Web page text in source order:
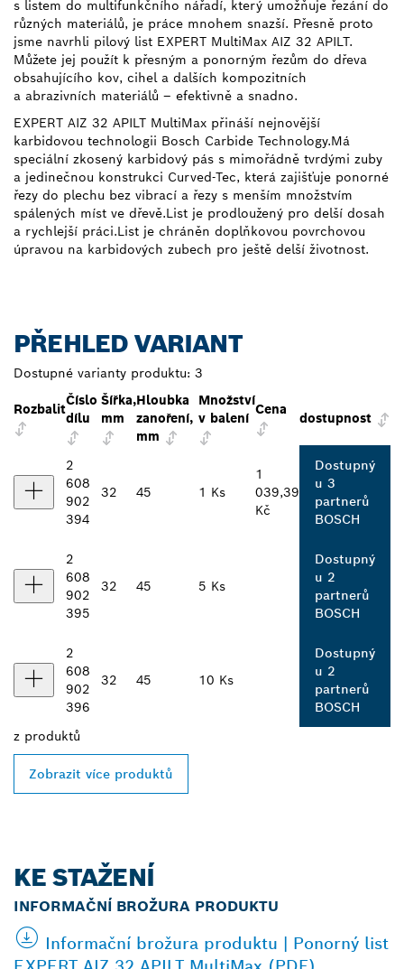
s listem do multifunkčního nářadí, který umožňuje řezání do
různých materiálů, je práce mnohem snazší. Přesně proto
jsme navrhli pilový list EXPERT MultiMax AIZ 32 APILT.
Můžete jej použít k přesným a ponorným řezům do dřeva
obsahujícího kov, cihel a dalších kompozitních
a abrazivních materiálů – efektivně a snadno.
EXPERT AIZ 32 APILT MultiMax přináší nejnovější
karbidovou technologii Bosch Carbide Technology.Má
speciální zkosený karbidový pás s mimořádně tvrdými zuby
a jedinečnou konstrukci Curved-Tec, která zajišťuje ponorné
řezy do plechu bez vibrací a řezy s menším množstvím
spálených míst ve dřevě.List je prodloužený pro delší dosah
a rychlejší práci.List je chráněn doplňkovou povrchovou
úpravou na karbidových zubech pro ještě delší životnost.
PŘEHLED VARIANT
Dostupné varianty produktu: 3
Rozbalit
Číslo
dílu
Šířka,
mm
Hloubka
zanoření,
mm
Množství
v balení
Cena
dostupnost
2
608
902
394
32 45 1 Ks
1
039,39
Kč
Dostupný
u 3
partnerů
BOSCH
2
608
902
395
32 45 5 Ks
Dostupný
u 2
partnerů
BOSCH
2
608
902
396
32 45 10 Ks
Dostupný
u 2
partnerů
BOSCH
z produktů
Zobrazit více produktů
KE STAŽENÍ
INFORMAČNÍ BROŽURA PRODUKTU
Informační brožura produktu | Ponorný list